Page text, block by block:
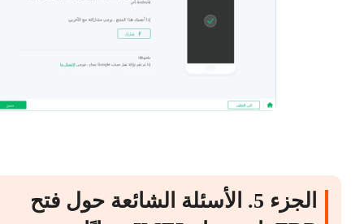
الجزء 5. الأسئلة الشائعة حول فتح